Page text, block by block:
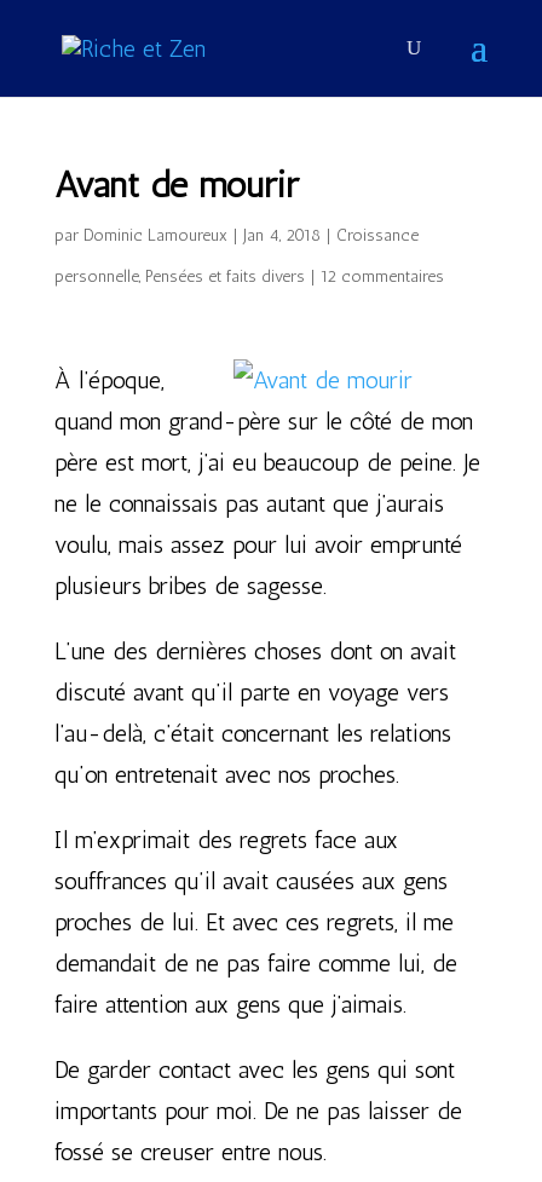
Avant de mourir
par Dominic Lamoureux | Jan 4, 2018 | Croissance
personnelle, Pensées et faits divers | 12 commentaires
À l’époque,
quand mon grand-père sur le côté de mon
père est mort, j’ai eu beaucoup de peine. Je
ne le connaissais pas autant que j’aurais
voulu, mais assez pour lui avoir emprunté
plusieurs bribes de sagesse.
L’une des dernières choses dont on avait
discuté avant qu’il parte en voyage vers
l’au-delà, c’était concernant les relations
qu’on entretenait avec nos proches.
Il m’exprimait des regrets face aux
souffrances qu’il avait causées aux gens
proches de lui. Et avec ces regrets, il me
demandait de ne pas faire comme lui, de
faire attention aux gens que j’aimais.
De garder contact avec les gens qui sont
importants pour moi. De ne pas laisser de
fossé se creuser entre nous.